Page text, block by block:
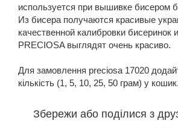
используется при вышивке бисером
Из бисера получаются красивые
качественной калибровки бисеринок
PRECIOSA выглядят очень красиво.
Для замовлення preciosa 17020
кількість (1, 5, 10, 25, 50 грам) у кошик.
Збережи або поділися з